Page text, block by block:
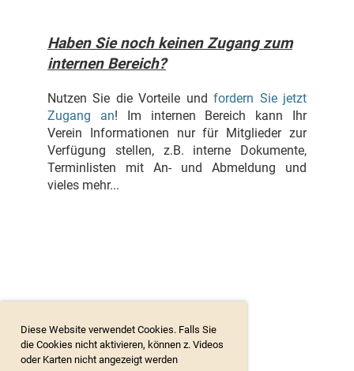
Diese Website verwendet Cookies. Falls Sie
die Cookies nicht aktivieren, können z. Videos
oder Karten nicht angezeigt werden
Haben Sie noch keinen Zugang zum
internen Bereich?
Nutzen Sie die Vorteile undfordern Sie jetzt
Zugang an! Im internen Bereich kann Ihr
Verein Informationen nur für Mitglieder zur
Verfügung stellen, z.B. interne Dokumente,
Terminlisten mit An- und Abmeldung und
vieles mehr...